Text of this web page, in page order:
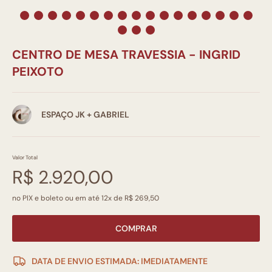
CENTRO DE MESA TRAVESSIA - INGRID
PEIXOTO
ESPAÇO JK + GABRIEL
Valor Total
R$ 2.920,00
no PIX e boleto ou em até 12x de R$ 269,50
COMPRAR
DATA DE ENVIO ESTIMADA: IMEDIATAMENTE